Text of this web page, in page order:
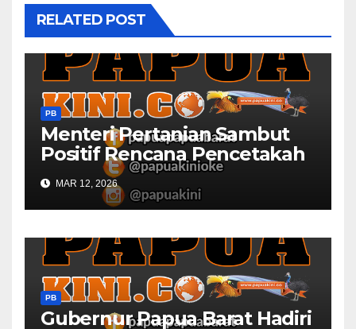
RELATED POST
PB
Menteri Pertanian Sambut
Positif Rencana Pencetakah
Sawah dan Ladang di Papua
Barat
MAR 12, 2026
PB
Gubernur Papua Barat Hadiri